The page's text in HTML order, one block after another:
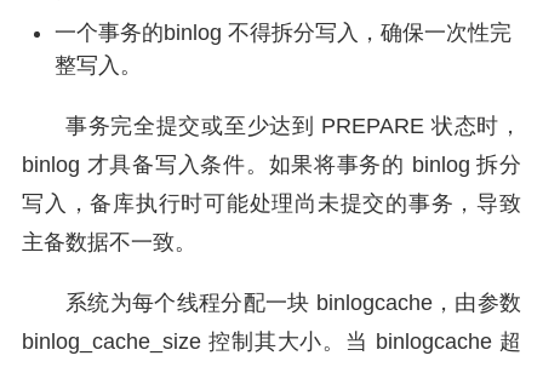
一个事务的binlog 不得拆分写入，确保一次性完
整写入。
事务完全提交或至少达到 PREPARE 状态时，
binlog 才具备写入条件。如果将事务的 binlog 拆分
写入，备库执行时可能处理尚未提交的事务，导致
主备数据不一致。
系统为每个线程分配一块 binlogcache，由参数
binlog_cache_size 控制其大小。当 binlogcache 超